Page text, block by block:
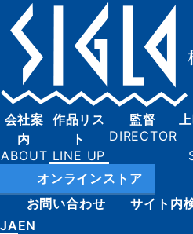
会社案
内
作品リス
ト
監督
オンラインストア
お問い合わせ
サイト内
JAEN